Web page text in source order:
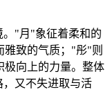
"月"象征着柔和的
雅致的气质；"彤"则
极向上的力量。整体
又不失进取与活